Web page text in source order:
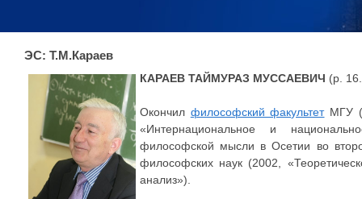
ЭС: Т.М.Караев
КАРАЕВ ТАЙМУРАЗ МУССАЕВИЧ (р.
Окончил философский факультетМГУ
«Интернациональное и
философской мысли в Осетии во
философских наук (2002,
анализ»).